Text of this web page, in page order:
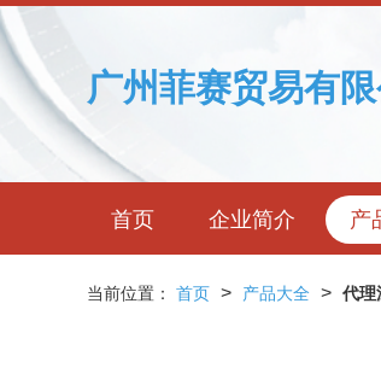
广州菲赛贸易有限
首页 企业简介 产
当前位置： 首页 > 产品大全 > 代理